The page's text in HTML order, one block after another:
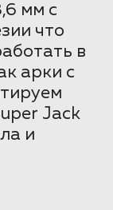
мм с
что
в
арки с
Jack
и